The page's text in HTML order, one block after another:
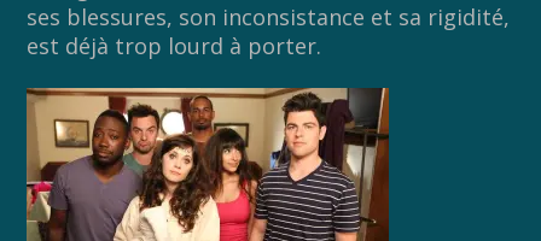
ses blessures, son inconsistance et sa rigidité,
est déjà trop lourd à porter.